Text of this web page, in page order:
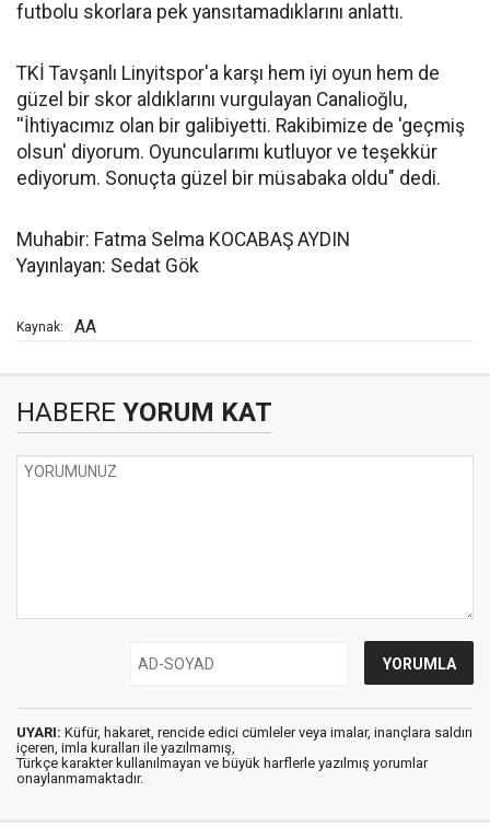
futbolu skorlara pek yansıtamadıklarını anlattı.
TKİ Tavşanlı Linyitspor'a karşı hem iyi oyun hem de
güzel bir skor aldıklarını vurgulayan Canalioğlu,
''İhtiyacımız olan bir galibiyetti. Rakibimize de 'geçmiş
olsun' diyorum. Oyuncularımı kutluyor ve teşekkür
ediyorum. Sonuçta güzel bir müsabaka oldu" dedi.
Muhabir: Fatma Selma KOCABAŞ AYDIN
Yayınlayan: Sedat Gök
Kaynak: AA
HABERE YORUM KAT
UYARI: Küfür, hakaret, rencide edici cümleler veya imalar, inançlara saldırı
içeren, imla kuralları ile yazılmamış,
Türkçe karakter kullanılmayan ve büyük harflerle yazılmış yorumlar
onaylanmamaktadır.